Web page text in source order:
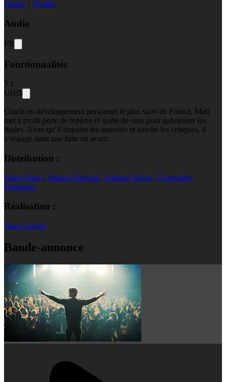
Drame / Thriller
Audio
FR
Fonctionnalités
5.1
UHD
Coach en développement personnel le plus suivi de France, Matt
met à profit perte de repères et quête de sens pour galvaniser les
foules. Alors qu’il inquiète les autorités et suscite les critiques, il
s’engage dans une fuite en avant.
Distribution :
Pierre Niney, Marion Barbeau, Anthony Bajon, Christophe
Montenez
Réalisation :
Yann Gozlan
Bande-annonce